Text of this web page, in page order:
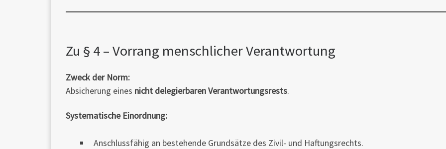
Zu § 4 – Vorrang menschlicher Verantwortung
Zweck der Norm:
Absicherung eines nicht delegierbaren Verantwortungsrests.
Systematische Einordnung:
Anschlussfähig an bestehende Grundsätze des Zivil- und Haftungsrechts.